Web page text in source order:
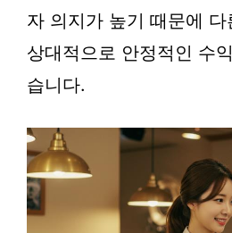
자 의지가 높기 때문에 다
상대적으로 안정적인 수
습니다.